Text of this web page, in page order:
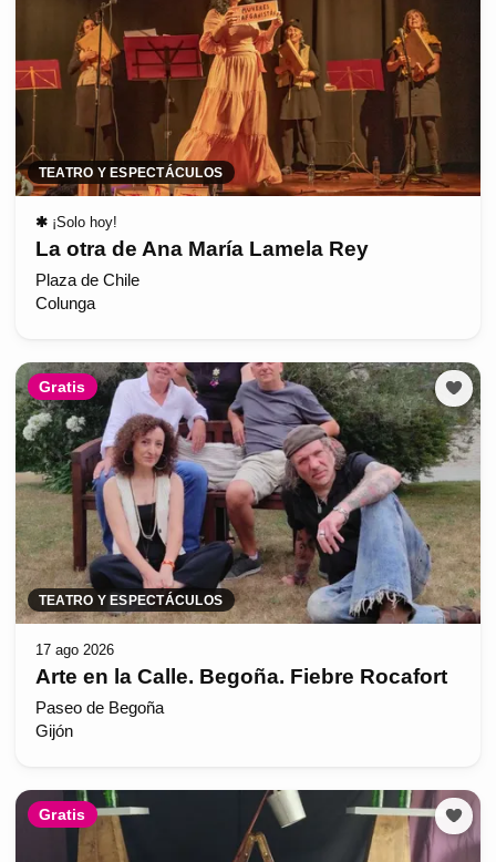
TEATRO Y ESPECTÁCULOS
✱ ¡Solo hoy!
La otra de Ana María Lamela Rey
Plaza de Chile
Colunga
Gratis
TEATRO Y ESPECTÁCULOS
17 ago 2026
Arte en la Calle. Begoña. Fiebre Rocafort
Paseo de Begoña
Gijón
Gratis